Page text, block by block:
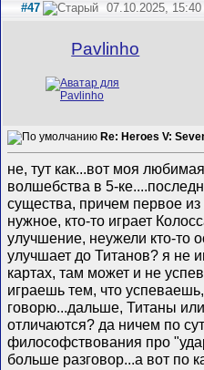
#47 07.10.2025, 15:40
Pavlinho
Re: Heroes V:
не, тут как...вот моя
волшебства в 5-
существа, причем первое
нужное, кто-то играет
улучшение, неужели кто-то
улучшает до Титанов? я не
картах, там может и не
играешь тем, что
говорю...дальше, Титаны
отличаются? да ничем по
философствования про
больше разговор...а вот по